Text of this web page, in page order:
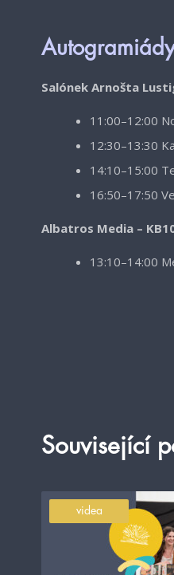
Autogramiády
Salónek Arnošta
11:00–12:00
12:30–13:30
14:10–15:00
16:50–17:50
Albatros Media –
13:10–14:00
Související
videa